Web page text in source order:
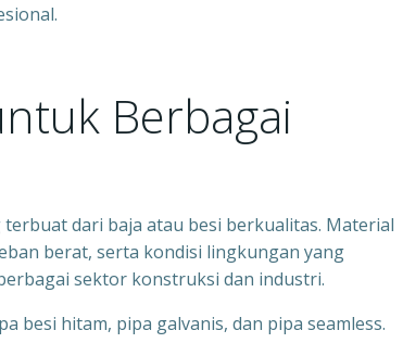
Berbagai
dari baja atau besi berkualitas. Material
berat, serta kondisi lingkungan yang
sektor konstruksi dan industri.
besi hitam, pipa galvanis, dan pipa seamless.